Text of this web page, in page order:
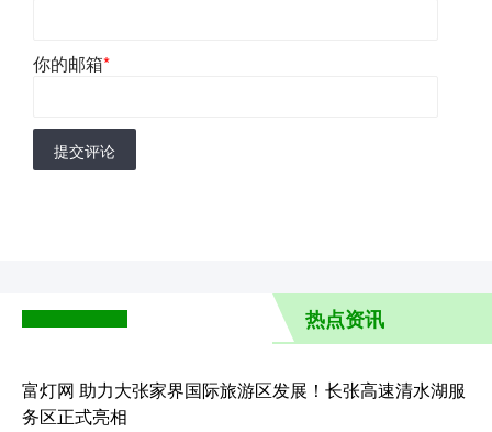
你的邮箱*
提交评论
热点资讯
富灯网 助力大张家界国际旅游区发展！长张高速清水湖服
务区正式亮相